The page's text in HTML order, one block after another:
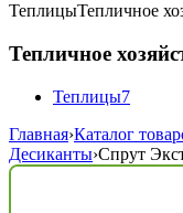
ТеплицыТепличное
Тепличное
Теплицы7
Главная›Каталог
Десиканты›Спрут